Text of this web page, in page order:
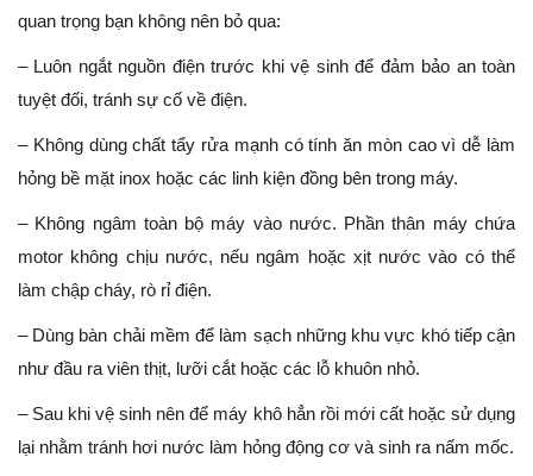
quan trọng bạn không nên bỏ qua:
– Luôn ngắt nguồn điện trước khi vệ sinh để đảm bảo an toàn
tuyệt đối, tránh sự cố về điện.
– Không dùng chất tẩy rửa mạnh có tính ăn mòn cao vì dễ làm
hỏng bề mặt inox hoặc các linh kiện đồng bên trong máy.
– Không ngâm toàn bộ máy vào nước. Phần thân máy chứa
motor không chịu nước, nếu ngâm hoặc xịt nước vào có thể
làm chập cháy, rò rỉ điện.
– Dùng bàn chải mềm để làm sạch những khu vực khó tiếp cận
như đầu ra viên thịt, lưỡi cắt hoặc các lỗ khuôn nhỏ.
– Sau khi vệ sinh nên để máy khô hẳn rồi mới cất hoặc sử dụng
lại nhằm tránh hơi nước làm hỏng động cơ và sinh ra nấm mốc.